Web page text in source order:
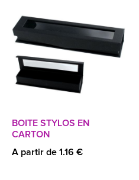
BOITE STYLOS EN
CARTON
A partir de 1.16 €